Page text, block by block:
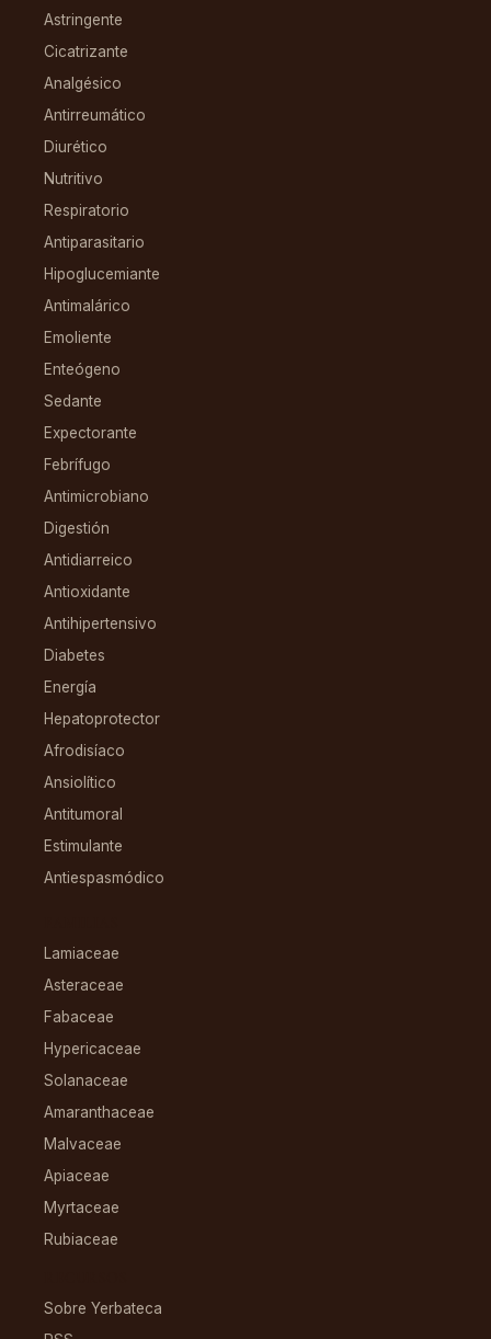
Astringente
Cicatrizante
Analgésico
Antirreumático
Diurético
Nutritivo
Respiratorio
Antiparasitario
Hipoglucemiante
Antimalárico
Emoliente
Enteógeno
Sedante
Expectorante
Febrífugo
Antimicrobiano
Digestión
Antidiarreico
Antioxidante
Antihipertensivo
Diabetes
Energía
Hepatoprotector
Afrodisíaco
Ansiolítico
Antitumoral
Estimulante
Antiespasmódico
Lamiaceae
Asteraceae
Fabaceae
Hypericaceae
Solanaceae
Amaranthaceae
Malvaceae
Apiaceae
Myrtaceae
Rubiaceae
Sobre Yerbateca